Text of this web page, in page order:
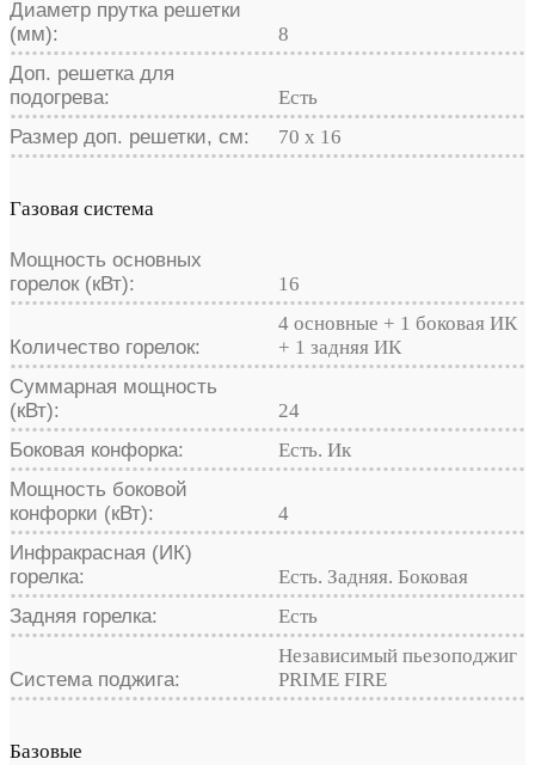
Диаметр прутка решетки
(мм):
8
Доп. решетка для
подогрева:
Есть
Размер доп. решетки, см:
70 х 16
Газовая система
Мощность основных
горелок (кВт):
16
Количество горелок:
4 основные + 1 боковая ИК
+ 1 задняя ИК
Суммарная мощность
(кВт):
24
Боковая конфорка:
Есть. Ик
Мощность боковой
конфорки (кВт):
4
Инфракрасная (ИК)
горелка:
Есть. Задняя. Боковая
Задняя горелка:
Есть
Система поджига:
Независимый пьезоподжиг
PRIME FIRE
Базовые